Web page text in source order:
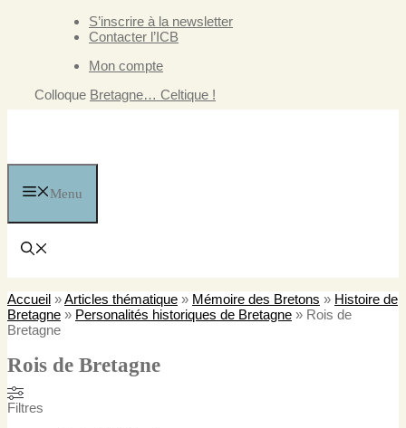
S’inscrire à la newsletter
Contacter l’ICB
Mon compte
Colloque Bretagne… Celtique !
Menu
Accueil »Articles thématique » Mémoire des Bretons » Histoire de
Bretagne » Personalités historiques de Bretagne » Rois de
Bretagne
Rois de Bretagne
Filtres